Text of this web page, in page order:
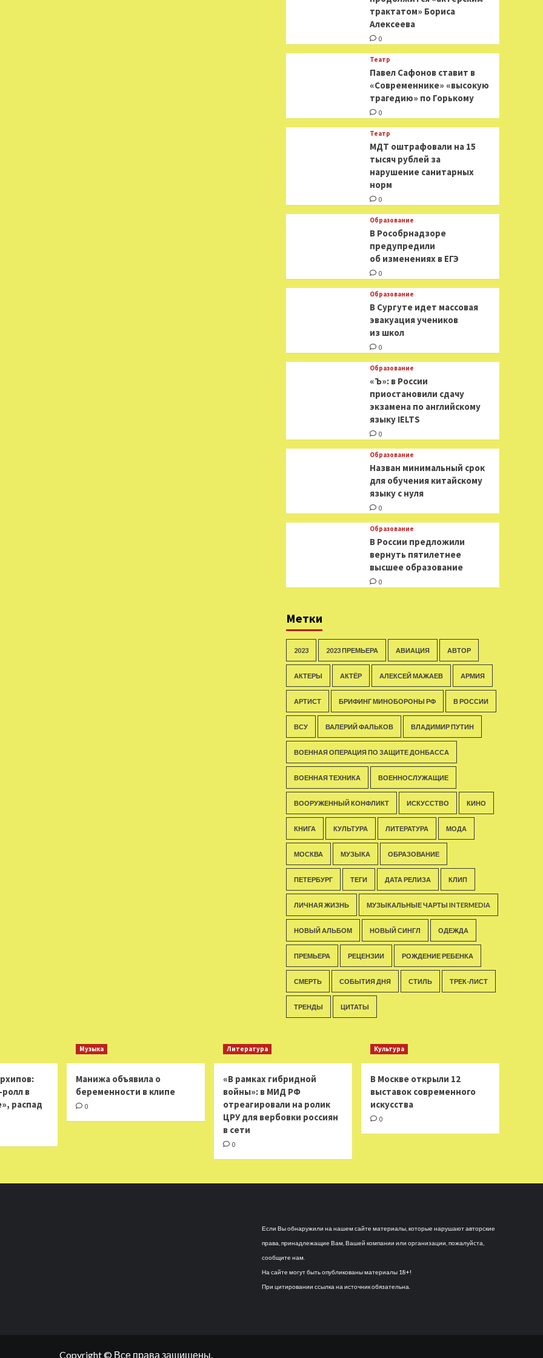
трактатом» Бориса
Алексеева
0
Театр
Павел Сафонов ставит в
«Современнике» «высокую
трагедию» по Горькому
0
Театр
МДТ оштрафовали на 15
тысяч рублей за
нарушение санитарных
норм
0
Образование
В Рособрнадзоре
предупредили
об изменениях в ЕГЭ
0
Образование
В Сургуте идет массовая
эвакуация учеников
из школ
0
Образование
«Ъ»: в России
приостановили сдачу
экзамена по английскому
языку IELTS
0
Образование
Назван минимальный срок
для обучения китайскому
языку с нуля
0
Образование
В России предложили
вернуть пятилетнее
высшее образование
0
Метки
2023 2023 ПРЕМЬЕРА АВИАЦИЯ АВТОР
АКТЕРЫ АКТЁР АЛЕКСЕЙ МАЖАЕВ АРМИЯ
АРТИСТ БРИФИНГ МИНОБОРОНЫ РФ В РОССИИ
ВСУ ВАЛЕРИЙ ФАЛЬКОВ ВЛАДИМИР ПУТИН
ВОЕННАЯ ОПЕРАЦИЯ ПО ЗАЩИТЕ ДОНБАССА
ВОЕННАЯ ТЕХНИКА ВОЕННОСЛУЖАЩИЕ
ВООРУЖЕННЫЙ КОНФЛИКТ ИСКУССТВО КИНО
КНИГА КУЛЬТУРА ЛИТЕРАТУРА МОДА
МОСКВА МУЗЫКА ОБРАЗОВАНИЕ
ПЕТЕРБУРГ ТЕГИ ДАТА РЕЛИЗА КЛИП
ЛИЧНАЯ ЖИЗНЬ МУЗЫКАЛЬНЫЕ ЧАРТЫ INTERMEDIA
НОВЫЙ АЛЬБОМ НОВЫЙ СИНГЛ ОДЕЖДА
ПРЕМЬЕРА РЕЦЕНЗИИ РОЖДЕНИЕ РЕБЕНКА
СМЕРТЬ СОБЫТИЯ ДНЯ СТИЛЬ ТРЕК-ЛИСТ
ТРЕНДЫ ЦИТАТЫ
в
распад
Музыка
Манижа объявила о
беременности в клипе
0
Литература
«В рамках гибридной
войны»: в МИД РФ
отреагировали на ролик
ЦРУ для вербовки россиян
в сети
0
Культура
В Москве открыли 12
выставок современного
искусства
0
Если Вы обнаружили на нашем сайте материалы, которые нарушают авторские
права, принадлежащие Вам, Вашей компании или организации, пожалуйста,
сообщите нам.
На сайте могут быть опубликованы материалы 18+!
При цитировании ссылка на источник обязательна.
Copyright © Все права защищены.